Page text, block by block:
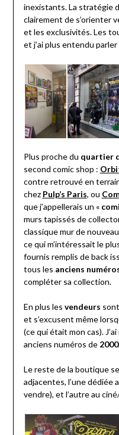
inexistants. La stratégie
clairement de s’orienter
et les exclusivités. Les
et j’ai plus entendu parler
Plus proche du quartier
second comic shop :
contre retrouvé en terrain
chez Pulp’s Paris, ou
que j’appellerais un «
murs tapissés de
classique mur de
ce qui m’intéressait le
fournis remplis de back
tous les anciens
compléter sa collection.
En plus les vendeurs sont
et s’excusent même
(ce qui était mon cas).
anciens numéros de
Le reste de la boutique
adjacentes, l’une dédiée
vendre), et l’autre au